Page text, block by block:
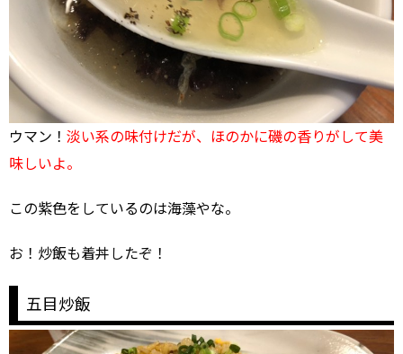
ウマン！ 淡い系の味付けだが、ほのかに磯の香りがして美
味しいよ。
この紫色をしているのは海藻やな。
お！炒飯も着丼したぞ！
五目炒飯